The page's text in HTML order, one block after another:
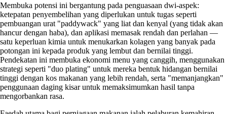
Membuka potensi ini bergantung pada penguasaan dwi-aspek:
ketepatan penyembelihan yang diperlukan untuk tugas seperti
pembuangan urat "paddywack" yang liat dan kenyal (yang tidak akan
hancur dengan haba), dan aplikasi memasak rendah dan perlahan —
satu keperluan kimia untuk menukarkan kolagen yang banyak pada
potongan ini kepada produk yang lembut dan bernilai tinggi.
Pendekatan ini membuka ekonomi menu yang canggih, menggunakan
strategi seperti "duo plating" untuk mereka bentuk hidangan bernilai
tinggi dengan kos makanan yang lebih rendah, serta "memanjangkan"
penggunaan daging kisar untuk memaksimumkan hasil tanpa
mengorbankan rasa.